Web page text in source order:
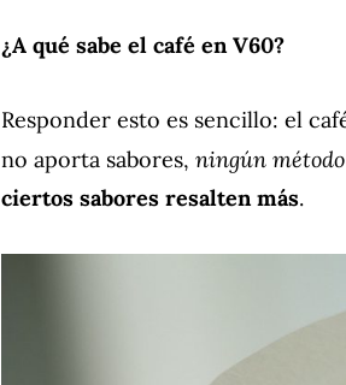
¿A qué sabe el café en V60?
Responder esto es sencillo: el
no aporta sabores, ningún
ciertos sabores resalten más.